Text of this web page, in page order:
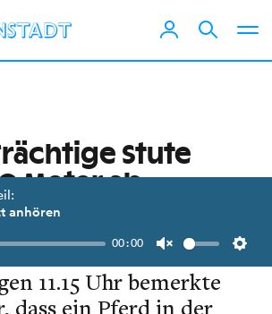
anhören
00:00
Unmute
Stute
Meter ab
Pferde waren in einer
inSt Veit i.D. beim
11.15 Uhr bemerkte
dass ein Pferd in der